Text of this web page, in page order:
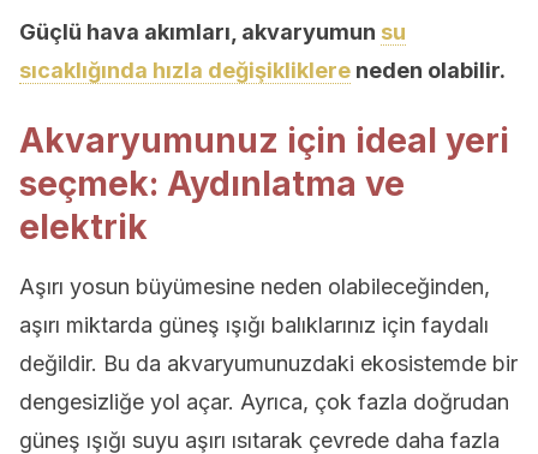
Güçlü hava akımları, akvaryumun su
sıcaklığında hızla değişikliklere neden olabilir.
Akvaryumunuz için ideal yeri
seçmek: Aydınlatma ve
elektrik
Aşırı yosun büyümesine neden olabileceğinden,
aşırı miktarda güneş ışığı balıklarınız için faydalı
değildir. Bu da akvaryumunuzdaki ekosistemde bir
dengesizliğe yol açar. Ayrıca, çok fazla doğrudan
güneş ışığı suyu aşırı ısıtarak çevrede daha fazla